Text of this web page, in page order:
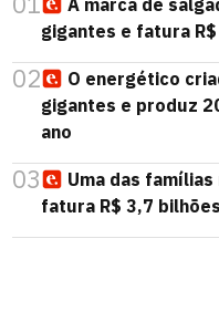
A marca de
gigantes e fatura
02
O energético
gigantes e produz
ano
03
Uma das
fatura R$ 3,7